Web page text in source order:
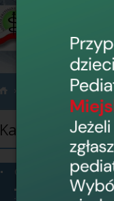
›
Kategorie
Ogłoszenia
Sprzęt na sprzedaż